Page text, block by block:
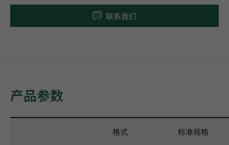
联系我们
产品参数
格式 标准规格